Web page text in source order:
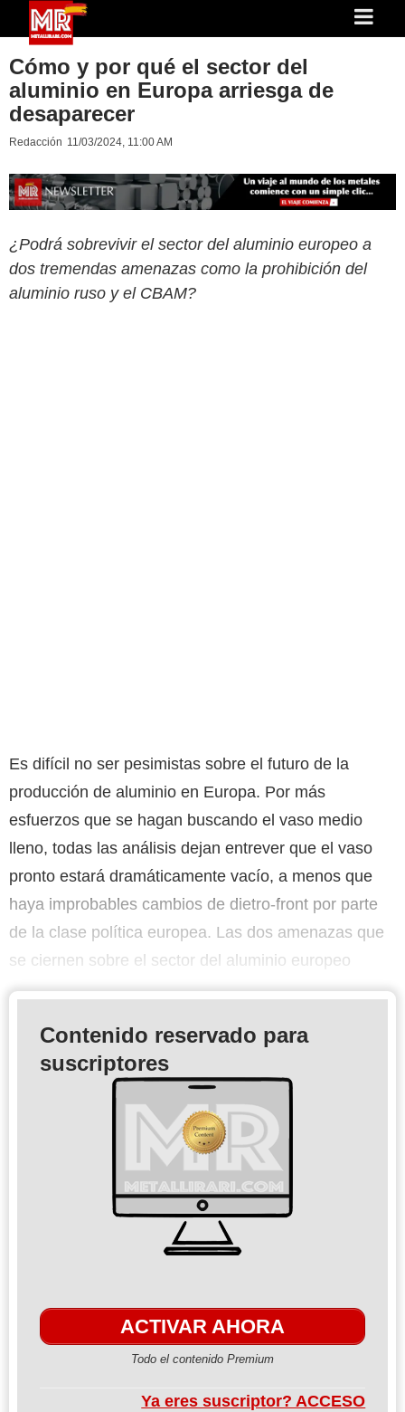
Cómo y por qué el sector del
aluminio en Europa arriesga de
desaparecer
Redacción 11/03/2024, 11:00 AM
¿Podrá sobrevivir el sector del aluminio europeo a
dos tremendas amenazas como la prohibición del
aluminio ruso y el CBAM?
Es difícil no ser pesimistas sobre el futuro de la
producción de aluminio en Europa. Por más
esfuerzos que se hagan buscando el vaso medio
lleno, todas las análisis dejan entrever que el vaso
pronto estará dramáticamente vacío, a menos que
haya improbables cambios de dietro-front por parte
de la clase política europea. Las dos amenazas que
se ciernen sobre el sector del aluminio europeo
Contenido reservado para
suscriptores
ACTIVAR AHORA
Todo el contenido Premium
Ya eres suscriptor? ACCESO